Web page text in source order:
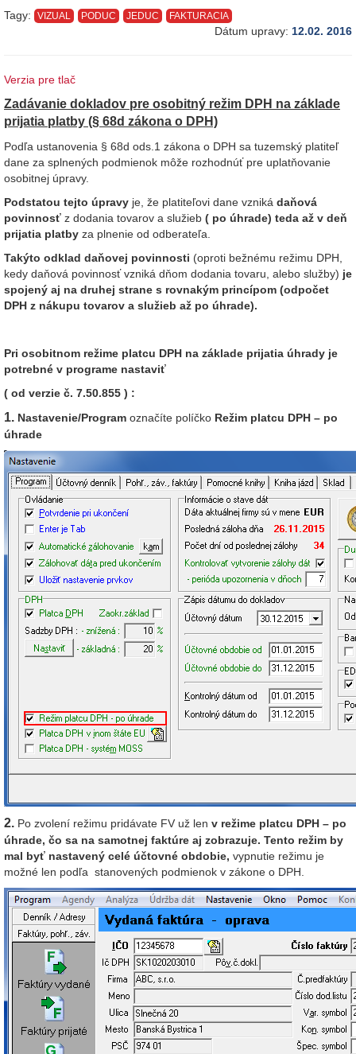
Tagy: VIZUAL PODUC JEDUC FAKTURACIA
Dátum upravy: 12.02. 2016
Verzia pre tlač
Zadávanie dokladov pre osobitný režim DPH na základe
prijatia platby (§ 68d zákona o DPH)
Podľa ustanovenia § 68d ods.1 zákona o DPH sa tuzemský platiteľ
dane za splnených podmienok môže rozhodnúť pre uplatňovanie
osobitnej úpravy.
Podstatou tejto úpravy je, že platiteľovi dane vzniká daňová
povinnosť z dodania tovarov a služieb ( po úhrade) teda až v deň
prijatia platby za plnenie od odberateľa.
Takýto odklad daňovej povinnosti (oproti bežnému režimu DPH,
kedy daňová povinnosť vzniká dňom dodania tovaru, alebo služby) je
spojený aj na druhej strane s rovnakým princípom (odpočet
DPH z nákupu tovarov a služieb až po úhrade).
Pri osobitnom režime platcu DPH na základe prijatia úhrady je
potrebné v programe nastaviť
( od verzie č. 7.50.855 ) :
1. Nastavenie/Program označíte políčko Režim platcu DPH – po
úhrade
2. Po zvolení režimu pridávate FV už len v režime platcu DPH – po
úhrade, čo sa na samotnej faktúre aj zobrazuje. Tento režim by
mal byť nastavený celé účtovné obdobie, vypnutie režimu je
možné len podľa stanovených podmienok v zákone o DPH.